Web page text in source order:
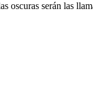
oscuras serán las